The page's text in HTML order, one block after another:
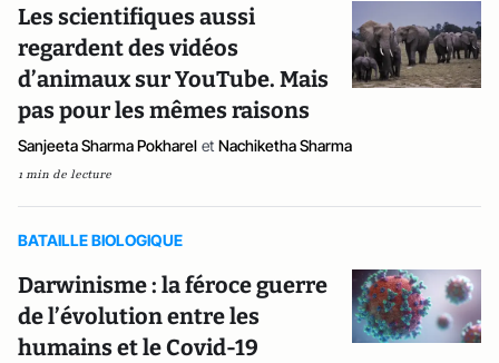
Les scientifiques aussi
regardent des vidéos
d’animaux sur YouTube. Mais
pas pour les mêmes raisons
Sanjeeta Sharma Pokharel et Nachiketha Sharma
1 min de lecture
BATAILLE BIOLOGIQUE
Darwinisme : la féroce guerre
de l’évolution entre les
humains et le Covid-19